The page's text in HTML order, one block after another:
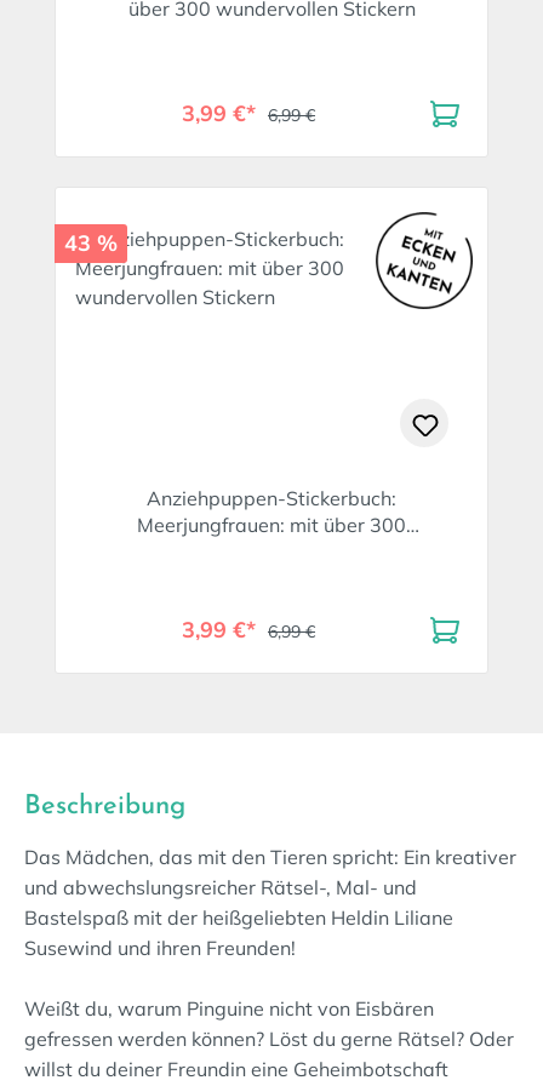
über 300 wundervollen Stickern
3,99 €* 6,99 €
43 %
Anziehpuppen-Stickerbuch:
Meerjungfrauen: mit über 300
3,99 €* 6,99 €
Beschreibung
Das Mädchen, das mit den Tieren spricht: Ein kreativer
und abwechslungsreicher Rätsel-, Mal- und
Bastelspaß mit der heißgeliebten Heldin Liliane
Susewind und ihren Freunden!
Weißt du, warum Pinguine nicht von Eisbären
gefressen werden können? Löst du gerne Rätsel? Oder
willst du deiner Freundin eine Geheimbotschaft